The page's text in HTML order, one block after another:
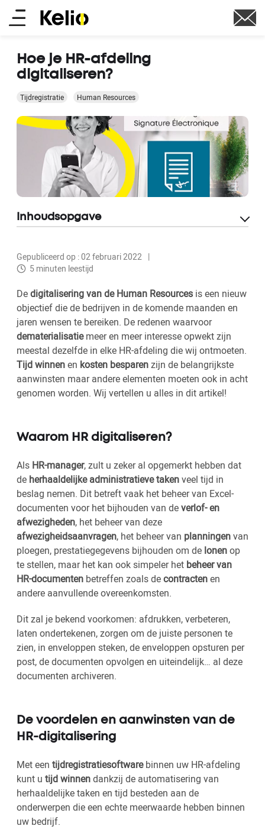
Skip
Main
Hoe je HR-afdeling
digitaliseren?
Tijdregistratie Human Resources
Gepubliceerd op : 02 februari 2022
5 minuten leestijd
Dedigitalisering van de Human Resources is een nieuw
objectief die de bedrijven in de komende maanden en
jaren wensen te bereiken. De redenen waarvoor
dematerialisatiemeer en meer interesse opwekt zijn
meestal dezelfde in elke HR-afdeling die wij ontmoeten.
Tijd winnenen kosten besparenzijn de belangrijkste
aanwinsten maar andere elementen moeten ook in acht
genomen worden. Wij vertellen u alles in dit artikel!
Waarom HR digitaliseren?
Als HR-manager, zult u zeker al opgemerkt hebben dat
de herhaaldelijke administratieve takenveel tijd in
beslag nemen. Dit betreft vaak het beheer van Excel-
documenten voor het bijhouden van deverlof- en
afwezigheden, het beheer van deze
afwezigheidsaanvragen, het beheer van planningenvan
ploegen, prestatiegegevens bijhouden om de lonenop
te stellen, maar het kan ook simpeler het beheer van
HR-documenten betreffen zoals decontractenen
andere aanvullende overeenkomsten.
Dit zal je bekend voorkomen: afdrukken, verbeteren,
laten ondertekenen, zorgen om de juiste personen te
zien, in enveloppen steken, de enveloppen opsturen per
post, de documenten opvolgen en uiteindelijk… al deze
documenten archiveren.
De voordelen en aanwinsten van de
HR-digitalisering
Met een tijdregistratiesoftwarebinnen uw HR-afdeling
kunt u tijd winnendankzij de automatisering van
herhaaldelijke taken en tijd besteden aan de
onderwerpen die een echte meerwaarde hebben binnen
uw bedrijf.
Inhoudsopgave